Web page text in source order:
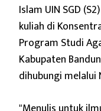
Islam UIN SGD
kuliah di
Program Studi
Kabupaten
dihubungi melalui